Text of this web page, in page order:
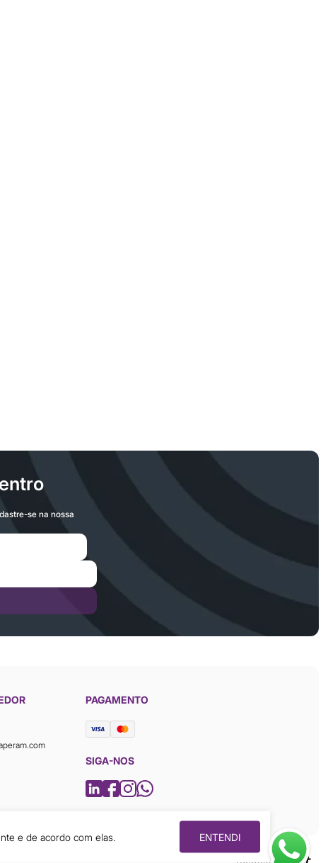
e de acordo com elas. ENTENDI
se na nossa
PAGAMENTO
SIGA-NOS